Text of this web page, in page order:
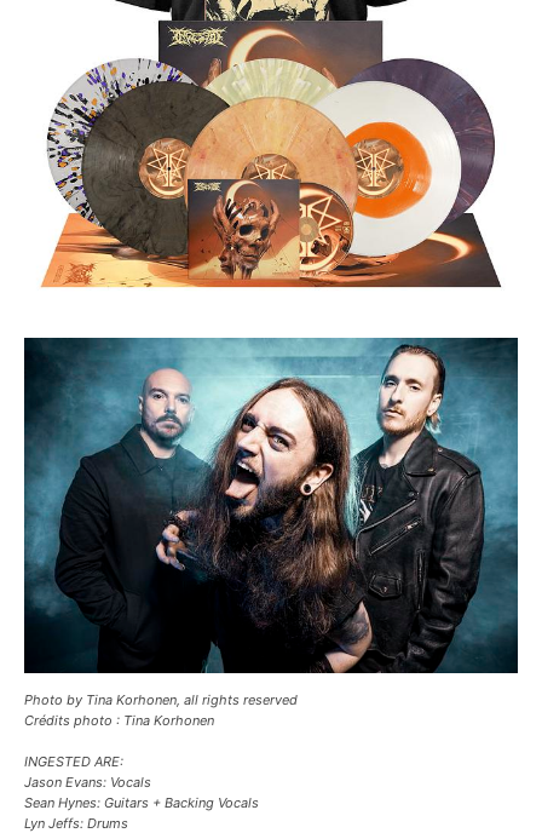
Photo by Tina Korhonen, all rights reserved
Crédits photo : Tina Korhonen
INGESTED ARE:
Jason Evans: Vocals
Sean Hynes: Guitars + Backing Vocals
Lyn Jeffs: Drums